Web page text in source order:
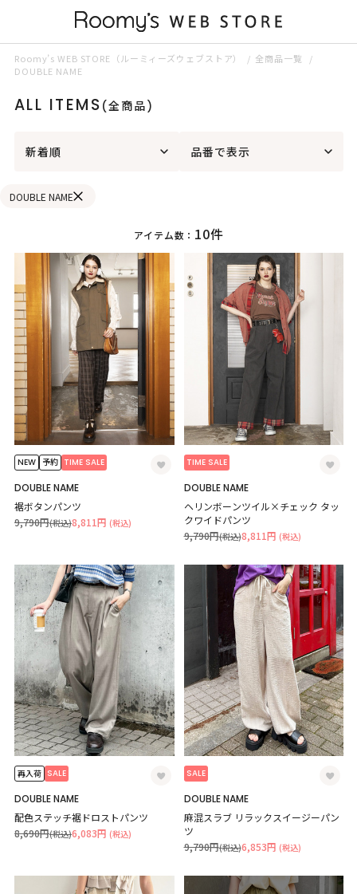
Roomy’s WEB STORE（ルーミィーズウェブストア）
全商品一覧
DOUBLE NAME
ALL ITEMS (全商品)
新着順 品番で表示
DOUBLE NAME
アイテム数： 10件
NEW 予約 TIME SALE
DOUBLE NAME
裾ボタンパンツ
8,811円 (税込)
9,790円(税込)
TIME SALE
DOUBLE NAME
ヘリンボーンツイル×チェック タッ
クワイドパンツ
8,811円 (税込)
9,790円(税込)
再入荷 SALE
DOUBLE NAME
配色ステッチ裾ドロストパンツ
6,083円 (税込)
8,690円(税込)
SALE
DOUBLE NAME
麻混スラブ リラックスイージーパン
ツ
6,853円 (税込)
9,790円(税込)